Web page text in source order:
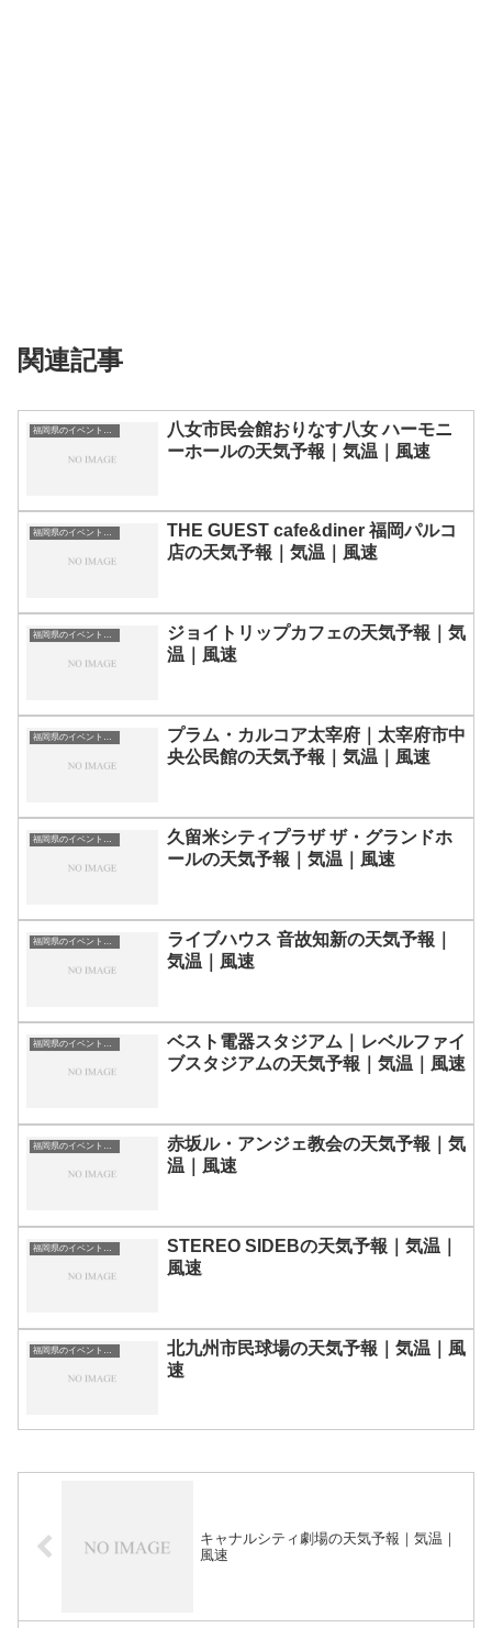
関連記事
福岡県のイベント会場一覧
八女市民会館おりなす八女 ハーモニ
ーホールの天気予報｜気温｜風速
福岡県のイベント会場一覧
THE GUEST cafe&diner 福岡パルコ
店の天気予報｜気温｜風速
福岡県のイベント会場一覧
ジョイトリップカフェの天気予報｜気
温｜風速
福岡県のイベント会場一覧
プラム・カルコア太宰府｜太宰府市中
央公民館の天気予報｜気温｜風速
福岡県のイベント会場一覧
久留米シティプラザ ザ・グランドホ
ールの天気予報｜気温｜風速
福岡県のイベント会場一覧
ライブハウス 音故知新の天気予報｜
気温｜風速
福岡県のイベント会場一覧
ベスト電器スタジアム｜レベルファイ
ブスタジアムの天気予報｜気温｜風速
赤坂ル・アンジェ教会の天気予報｜気
温｜風速
STEREO SIDEBの天気予報｜気温｜
風速
北九州市民球場の天気予報｜気温｜風
速
キャナルシティ劇場の天気予報｜気温｜
風速